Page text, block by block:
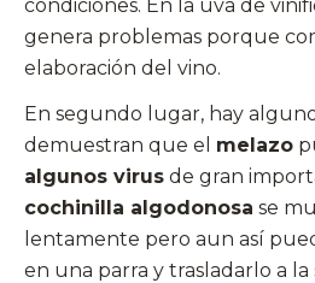
condiciones. En la uva de
genera problemas porque
elaboración del vino.
En segundo lugar, hay
demuestran que el melazo
algunos virus de gran
cochinilla algodonosa se
lentamente pero aun así
en una parra y trasladarlo a la